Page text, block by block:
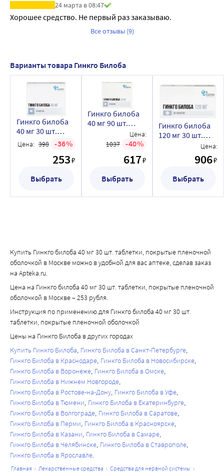
24 марта в 08:47
Хорошее средство. Не первый раз заказываю.
Все отзывы (9)
Варианты товара Гинкго Билоба
Гинкго билоба
40 мг 30 шт.
таблетки,
покрытые
пленочной
Цена: 398 36
253₽
Выбрать
Гинкго билоба
40 мг 90 шт.
покрытые
оболочкой
Цена:
1037
40
617₽
Выбрать
Гинкго билоба
120 мг 30 шт.
пленочной
оболочкой
Цена:
906₽
Выбрать
Купить Гинкго билоба 40 мг 30 шт. таблетки, покрытые пленочной
оболочкой в Москве можно в удобной для вас аптеке, сделав заказ
на Apteka.ru.
Цена на Гинкго билоба 40 мг 30 шт. таблетки, покрытые пленочной
оболочкой в Москве – 253 рубля.
Инструкция по применению для Гинкго билоба 40 мг 30 шт.
таблетки, покрытые пленочной оболочкой
Цены на Гинкго Билоба в других городах
Купить Гинкго Билоба Гинкго Билоба в Санкт-Петербурге
Гинкго Билоба в Краснодаре Гинкго Билоба в Новосибирске
Гинкго Билоба в Воронеже Гинкго Билоба в Омске
Гинкго Билоба в Нижнем Новгороде
Гинкго Билоба в Ростове-на-Дону Гинкго Билоба в Уфе
Гинкго Билоба в Тюмени Гинкго Билоба в Екатеринбурге
Гинкго Билоба в Волгограде Гинкго Билоба в Саратове
Гинкго Билоба в Перми Гинкго Билоба в Красноярске
Гинкго Билоба в Казани Гинкго Билоба в Самаре
Гинкго Билоба в Челябинске Гинкго Билоба в Ставрополе
Гинкго Билоба в Ярославле
главная лекарственные средства
средства для нервной системы